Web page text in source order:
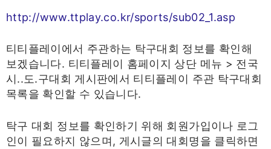
http://www.ttplay.co.kr/sports/sub02_1.asp
티티플레이에서 주관하는 탁구대회 정보를 확인해
보겠습니다. 티티플레이 홈페이지 상단 메뉴 > 전국
시..도.구대회 게시판에서 티티플레이 주관 탁구대회
목록을 확인할 수 있습니다.
탁구 대회 정보를 확인하기 위해 회원가입이나 로그
인이 필요하지 않으며, 게시글의 대회명을 클릭하면